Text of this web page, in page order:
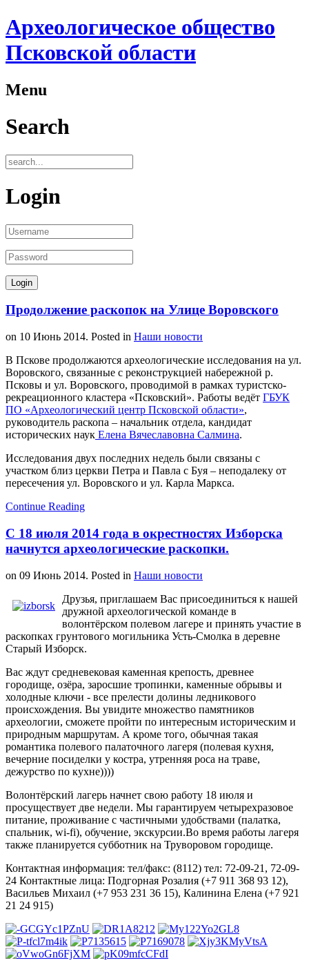
Археологическое общество
Псковской области
Menu
Search
Login
Продолжение раскопок на Улице Воровского
on 10 Июнь 2014. Posted in Наши новости
В Пскове продолжаются археологические исследования на ул.
Воровского, связанные с реконструкцией набережной р.
Псковы и ул. Воровского, проводимой в рамках туристско-
рекреационного кластера «Псковский». Работы ведёт ГБУК
ПО «Археологический центр Псковской области»,
руководитель раскопа – начальник отдела, кандидат
исторических наук Елена Вячеславовна Салмина.
Исследования двух последних недель были связаны с
участком близ церкви Петра и Павла с Буя – неподалеку от
пересечения ул. Воровского и ул. Карла Маркса.
Continue Reading
С 18 июля 2014 года в окрестностях Изборска
начнутся археологические раскопки.
on 09 Июнь 2014. Posted in Наши новости
Друзья, приглашаем Вас присоединиться к нашей
дружной археологической команде в
волонтёрском полевом лагере и принять участие в
раскопках грунтового могильника Усть-Смолка в деревне
Старый Изборск.
Вас ждут средневековая каменная крепость, древнее
городище, озёра, заросшие тропинки, каменные обрывы и
холодные ключи - все прелести долины ледникового
происхождения. Вы увидите множество памятников
археологии, сможете пройти по интересным историческим и
природным маршрутам. А кроме того, обычная такая
романтика полевого палаточного лагеря (полевая кухня,
вечерние посиделки у костра, утренняя роса на траве,
дежурство по кухне))))
Волонтёрский лагерь начнет свою работу 18 июля и
просуществует две недели. Мы гарантируем четырехразовое
питание, проживание с частичными удобствами (палатка,
спальник, wi-fi), обучение, экскурсии.Во время работы лагеря
также планируется субботник на Труворовом городище.
Контактная информация: тел/факс: (8112) тел: 72-09-21, 72-09-
24 Контактные лица: Подгорная Розалия (+7 911 368 93 12),
Васильев Михаил (+7 953 231 36 15), Калинина Елена (+7 921
21 24 915)